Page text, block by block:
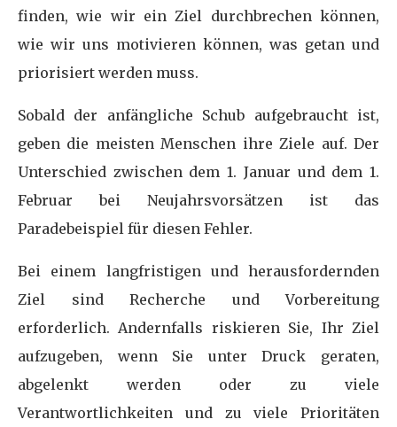
finden, wie wir ein Ziel durchbrechen können,
wie wir uns motivieren können, was getan und
priorisiert werden muss.
Sobald der anfängliche Schub aufgebraucht ist,
geben die meisten Menschen ihre Ziele auf. Der
Unterschied zwischen dem 1. Januar und dem 1.
Februar bei Neujahrsvorsätzen ist das
Paradebeispiel für diesen Fehler.
Bei einem langfristigen und herausfordernden
Ziel sind Recherche und Vorbereitung
erforderlich. Andernfalls riskieren Sie, Ihr Ziel
aufzugeben, wenn Sie unter Druck geraten,
abgelenkt werden oder zu viele
Verantwortlichkeiten und zu viele Prioritäten